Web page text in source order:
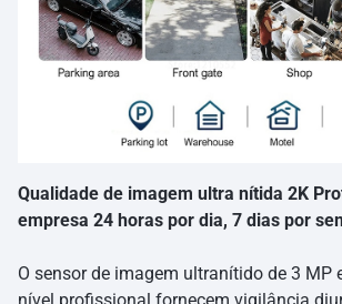
Qualidade de imagem ultra nítida 2K
empresa 24 horas por dia, 7 dias por
O sensor de imagem ultranítido de 3 MP
nível profissional fornecem vigilância